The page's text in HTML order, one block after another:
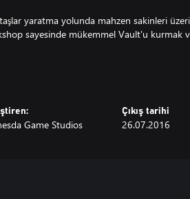
yaratma yolunda mahzen sakinleri
sayesinde mükemmel Vault'u kurmak
Game Studios
Çıkış tarihi
26.07.2016